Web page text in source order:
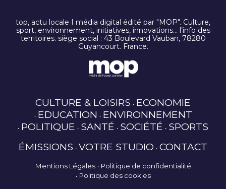
top, actu locale I média digital édité par "MOP". Culture,
sport, environnement, initiatives, innovations… l’info des
territoires. siège social : 43 Boulevard Vauban, 78280
Guyancourt. France.
CULTURE & LOISIRS ECONOMIE
EDUCATION ENVIRONNEMENT
POLITIQUE SANTÉ SOCIÉTÉ SPORTS
ÉMISSIONS VOTRE STUDIO CONTACT
Mentions Légales
Politique de confidentialité
Politique des cookies